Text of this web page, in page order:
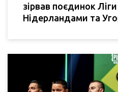
зірвав поєдинок
Нідерландами та